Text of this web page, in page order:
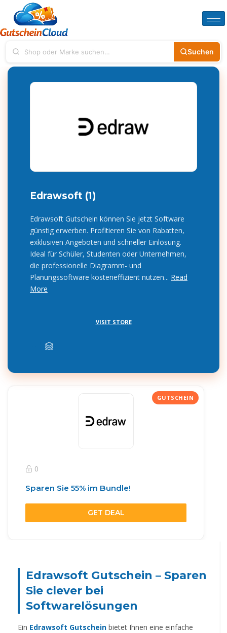
Suchen
Edrawsoft (1)
Edrawsoft Gutschein können Sie jetzt Software
günstig erwerben. Profitieren Sie von Rabatten,
exklusiven Angeboten und schneller Einlösung.
Ideal für Schüler, Studenten oder Unternehmen,
die professionelle Diagramm- und
Planungssoftware kosteneffizient nutzen... Read
More
VISIT STORE
0
Sparen Sie 55% im Bundle!
GET DEAL
Edrawsoft Gutschein – Sparen
Sie clever bei
Softwarelösungen
Ein Edrawsoft Gutschein bietet Ihnen eine einfache